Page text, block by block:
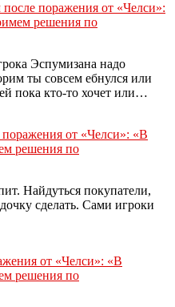
поражения от «Челси»:
решения по
Эспумизана надо
ты совсем ебнулся или
пока кто-то хочет или…
от «Челси»: «В
решения по
Найдуться покупатели,
сделать. Сами игроки
от «Челси»: «В
решения по